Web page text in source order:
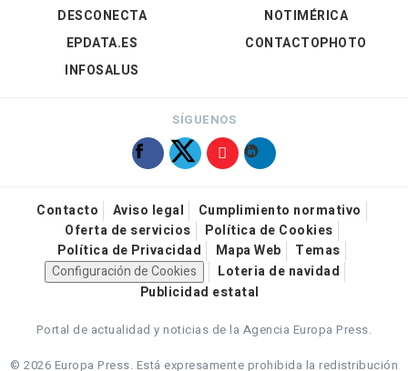
DESCONECTA
EPDATA.ES
INFOSALUS
NOTIMÉRICA
CONTACTOPHOTO
SÍGUENOS
Contacto Aviso legal
Cumplimiento normativo
Oferta de servicios
Política de Cookies
Política de Privacidad
Mapa Web
Temas
Configuración de Cookies
Loteria de navidad
Publicidad estatal
Portal de actualidad y noticias de la Agencia Europa Press.
© 2026 Europa Press. Está expresamente prohibida la redistribución